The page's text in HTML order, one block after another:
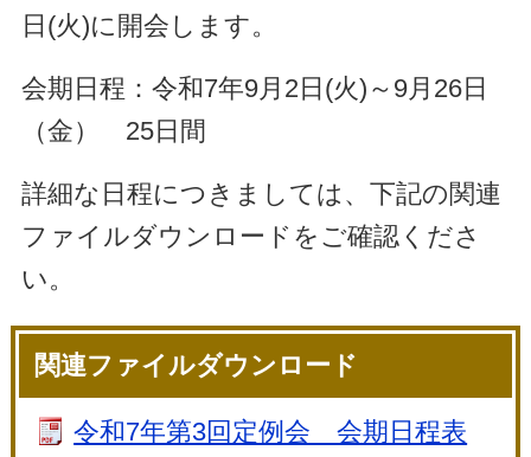
日(火)に開会します。
会期日程：令和7年9月2日(火)～9月26日
（金） 25日間
詳細な日程につきましては、下記の関連
ファイルダウンロードをご確認くださ
い。
関連ファイルダウンロード
令和7年第3回定例会 会期日程表